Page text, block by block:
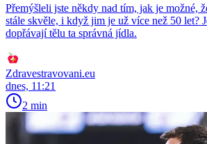
Přemýšleli jste někdy nad tím, jak je možné,
stále skvěle, i když jim je už více než 50 let?
dopřávají tělu ta správná jídla.
Zdravestravovani.eu
dnes, 11:21
2 min